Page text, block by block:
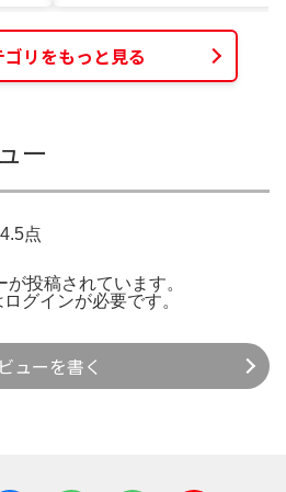
ゴリをもっと見る
ー
4.5点
投稿されています。
ログインが必要です。
ューを書く